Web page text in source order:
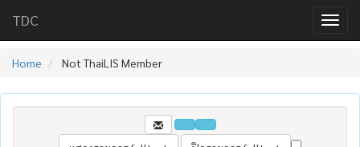
TDC
Home Not ThaiLIS Member